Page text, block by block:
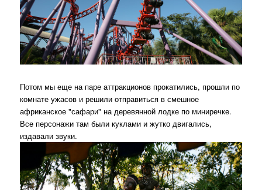
Потом мы еще на паре аттракционов прокатились, прошли по
комнате ужасов и решили отправиться в смешное
африканское "сафари" на деревянной лодке по миниречке.
Все персонажи там были куклами и жутко двигались,
издавали звуки.